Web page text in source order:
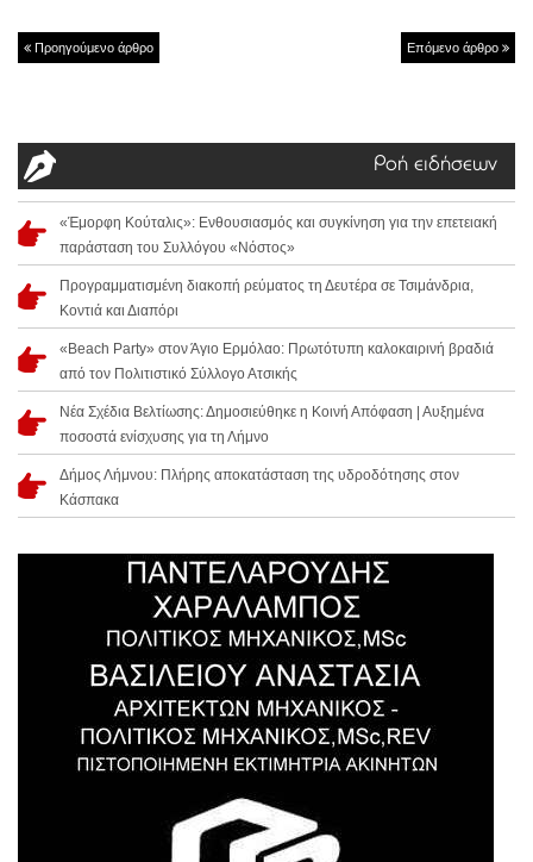
Προηγούμενο άρθρο Επόμενο άρθρο
Ροή ειδήσεων
«Έμορφη Κούταλις»: Ενθουσιασμός και συγκίνηση για την επετειακή
παράσταση του Συλλόγου «Νόστος»
Προγραμματισμένη διακοπή ρεύματος τη Δευτέρα σε Τσιμάνδρια,
Κοντιά και Διαπόρι
«Beach Party» στον Άγιο Ερμόλαο: Πρωτότυπη καλοκαιρινή βραδιά
από τον Πολιτιστικό Σύλλογο Ατσικής
Νέα Σχέδια Βελτίωσης: Δημοσιεύθηκε η Κοινή Απόφαση | Αυξημένα
ποσοστά ενίσχυσης για τη Λήμνο
Δήμος Λήμνου: Πλήρης αποκατάσταση της υδροδότησης στον
Κάσπακα